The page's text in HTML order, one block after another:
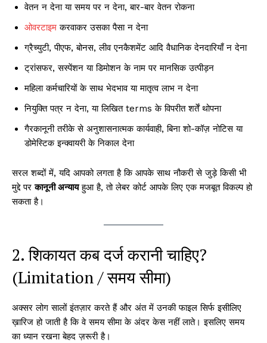
वेतन न देना या समय पर न देना, बार-बार वेतन रोकना
ओवरटाइम करवाकर उसका पैसा न देना
ग्रैच्युटी, पीएफ, बोनस, लीव एनकैशमेंट आदि वैधानिक देनदारियाँ न देना
ट्रांसफर, सस्पेंशन या डिमोशन के नाम पर मानसिक उत्पीड़न
महिला कर्मचारियों के साथ भेदभाव या मातृत्व लाभ न देना
नियुक्ति पत्र न देना, या लिखित terms के विपरीत शर्तें थोपना
गैरकानूनी तरीके से अनुशासनात्मक कार्यवाही, बिना शो-कॉज़ नोटिस या
डोमेस्टिक इन्क्वायरी के निकाल देना
सरल शब्दों में, यदि आपको लगता है कि आपके साथ नौकरी से जुड़े किसी भी
मुद्दे परकानूनी अन्यायहुआ है, तो लेबर कोर्ट आपके लिए एक मजबूत विकल्प हो
सकता है।
2. शिकायत कब दर्ज करानी चाहिए?
(Limitation / समय सीमा)
अक्सर लोग सालों इंतज़ार करते हैं और अंत में उनकी फाइल सिर्फ इसीलिए
ख़ारिज हो जाती है कि वे समय सीमा के अंदर केस नहीं लाते। इसलिए समय
का ध्यान रखना बेहद ज़रूरी है।